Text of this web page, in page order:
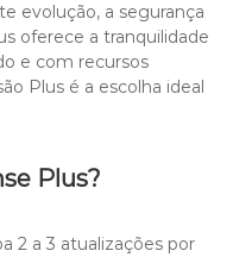
evolução, a segurança
oferece a tranquilidade
e com recursos
Plus é a escolha ideal
Plus?
2 a 3 atualizações por